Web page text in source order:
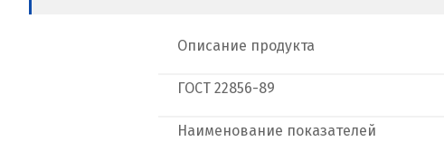
Описание продукта
ГОСТ 22856-89
Наименование показателей